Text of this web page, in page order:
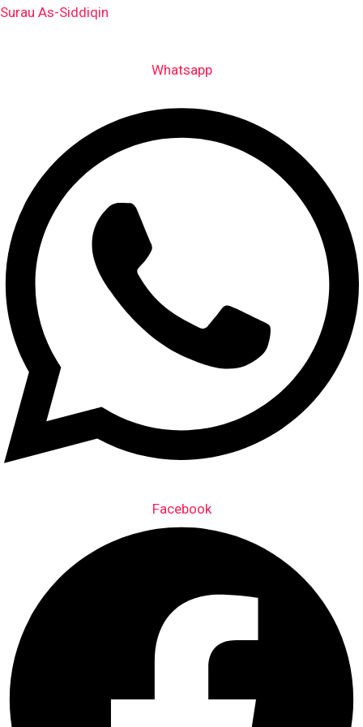
Skip
Surau As-Siddiqin
Whatsapp
Facebook